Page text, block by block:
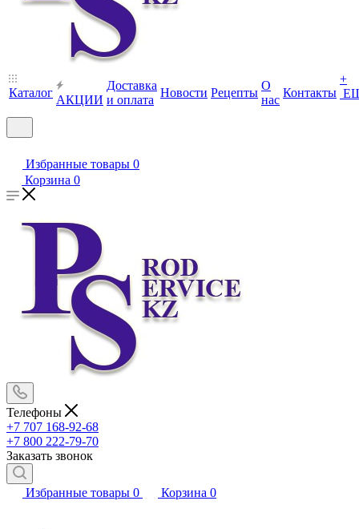
Каталог
АКЦИИ
Доставка
и оплата
Новости Рецепты
О
нас
Контакты
+
Избранные товары 0
Корзина 0
Телефоны
+7 707 168-92-68
+7 800 222-79-70
Заказать звонок
Избранные товары 0 Корзина 0